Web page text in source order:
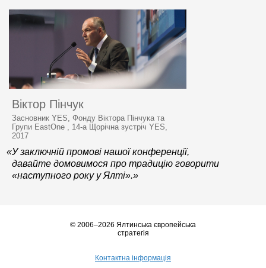
Віктор Пінчук
Засновник YES, Фонду Віктора Пінчука та
Групи EastOne , 14-а Щорічна зустріч YES,
2017
«У заключній промові нашої конференції,
давайте домовимося про традицію говорити
«наступного року у Ялті».»
© 2006–2026 Ялтинська європейська
стратегія
Контактна інформація